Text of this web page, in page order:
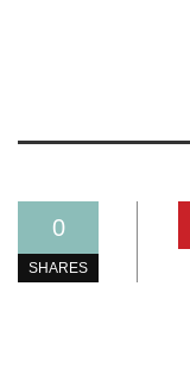
0
SHARES